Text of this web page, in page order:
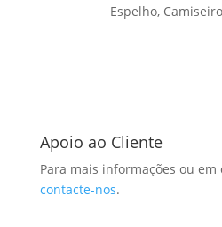
Espelho,
Apoio ao Cliente
Para mais informações ou em
contacte-nos.